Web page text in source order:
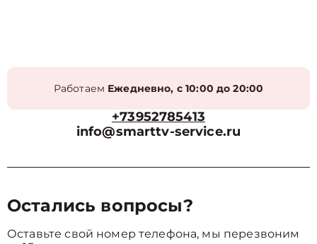
Работаем Ежедневно, с 10:00 до 20:00
+73952785413
info@smarttv-service.ru
Остались вопросы?
Оставьте свой номер телефона, мы перезвоним